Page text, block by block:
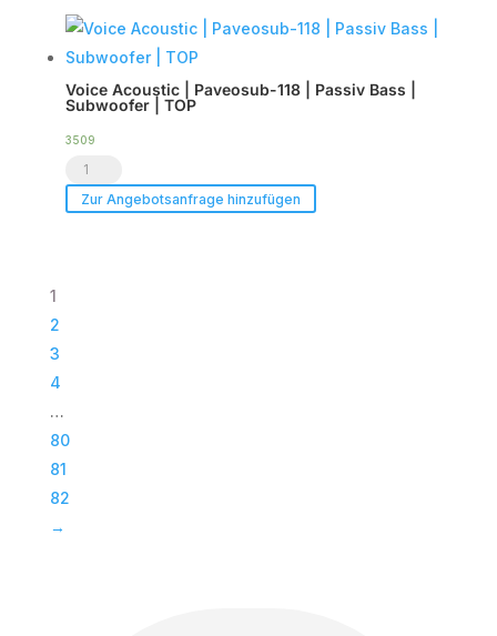
Case
Menge
-
Tourpack
(8er
Set)
Voice Acoustic | Paveosub-118 | Passiv Bass |
Subwoofer | TOP
3509
Voice
Acoustic
Zur Angebotsanfrage hinzufügen
1
2
3
4
…
80
81
82
→